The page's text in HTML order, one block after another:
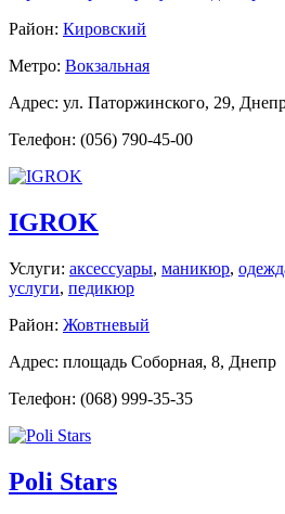
Район: Кировский
Метро: Вокзальная
Адрес: ул. Паторжинского, 29,
Телефон: (056) 790-45-00
IGROK
Услуги: аксессуары, маникюр,
услуги, педикюр
Район: Жовтневый
Адрес: площадь Соборная, 8, Днепр
Телефон: (068) 999-35-35
Poli Stars